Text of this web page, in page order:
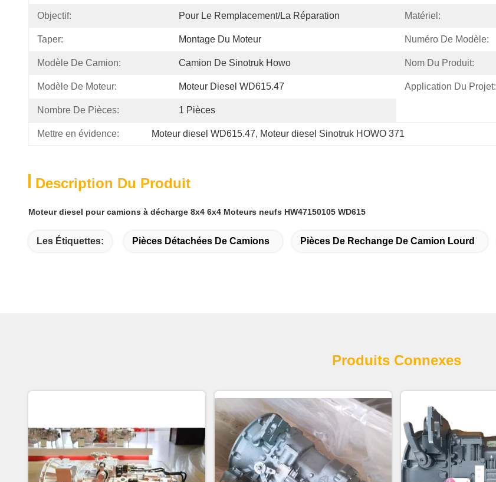
Objectif: Pour Le Remplacement/la Réparation Matériel:
Taper: Montage Du Moteur Numéro De Modèle:
Modèle De Camion: Camion De Sinotruk Howo Nom Du Produit:
Modèle De Moteur: Moteur Diesel WD615.47 Application Du Projet:
Nombre De Pièces: 1 Pièces
Mettre en évidence: Moteur diesel WD615.47, Moteur diesel Sinotruk HOWO 371
Description Du Produit
Moteur diesel pour camions à décharge 8x4 6x4 Moteurs neufs HW47150105 WD615
Les Étiquettes: Pièces Détachées De Camions Pièces De Rechange De Camion Lourd
Produits Connexes